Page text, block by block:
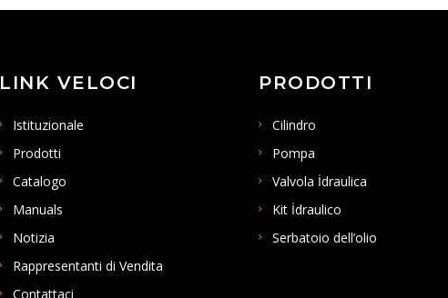
LINK VELOCI
Istituzionale
Prodotti
Catalogo
Manuals
Notizia
Rappresentanti di Vendita
Contattaci
PRODOTTI
Cilindro
Pompa
Valvola İdraulica
Kit İdraulico
Serbatoio dell’olio